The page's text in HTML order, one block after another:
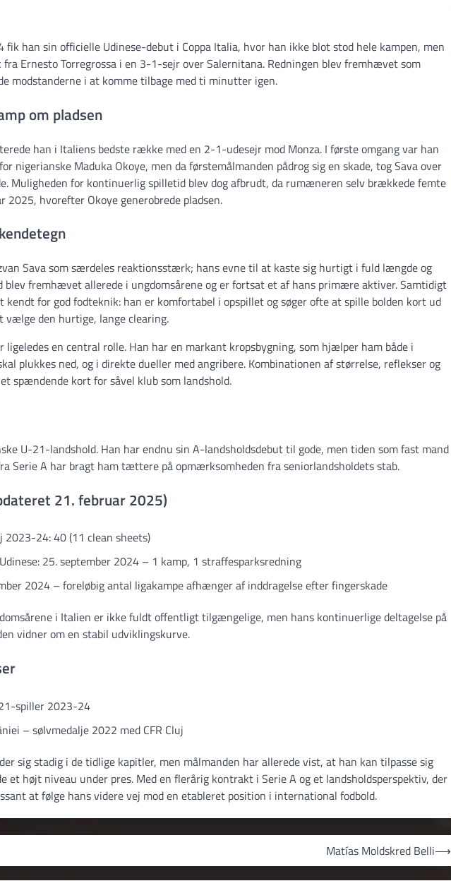
fik han sin officielle Udinese-debut i Coppa Italia, hvor han ikke blot stod hele kampen, men
fra Ernesto Torregrossa i en 3-1-sejr over Salernitana. Redningen blev fremhævet som
modstanderne i at komme tilbage med ti minutter igen.
om pladsen
han i Italiens bedste række med en 2-1-udesejr mod Monza. I første omgang var han
nigerianske Maduka Okoye, men da førstemålmanden pådrog sig en skade, tog Sava over
Muligheden for kontinuerlig spilletid blev dog afbrudt, da rumæneren selv brækkede femte
2025, hvorefter Okoye generobrede pladsen.
Sava som særdeles reaktionsstærk; hans evne til at kaste sig hurtigt i fuld længde og
fremhævet allerede i ungdomsårene og er fortsat et af hans primære aktiver. Samtidigt
for god fodteknik: han er komfortabel i opspillet og søger ofte at spille bolden kort ud
den hurtige, lange clearing.
ligeledes en central rolle. Han har en markant kropsbygning, som hjælper ham både i
plukkes ned, og i direkte dueller med angribere. Kombinationen af størrelse, reflekser og
spændende kort for såvel klub som landshold.
U-21-landshold. Han har endnu sin A-landsholdsdebut til gode, men tiden som fast mand
Serie A har bragt ham tættere på opmærksomheden fra seniorlandsholdets stab.
21. februar 2025)
2023-24: 40 (11 clean sheets)
25. september 2024 – 1 kamp, 1 straffesparksredning
2024 – foreløbig antal ligakampe afhænger af inddragelse efter fingerskade
i Italien er ikke fuldt offentligt tilgængelige, men hans kontinuerlige deltagelse på
vidner om en stabil udviklingskurve.
spiller 2023-24
– sølvmedalje 2022 med CFR Cluj
sig stadig i de tidlige kapitler, men målmanden har allerede vist, at han kan tilpasse sig
et højt niveau under pres. Med en flerårig kontrakt i Serie A og et landsholdsperspektiv, der
at følge hans videre vej mod en etableret position i international fodbold.
Matías Moldskred Belli⟶